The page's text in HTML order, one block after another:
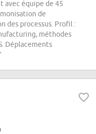
avec équipe de 45
de
des processus. Profil :
méthodes
Déplacements